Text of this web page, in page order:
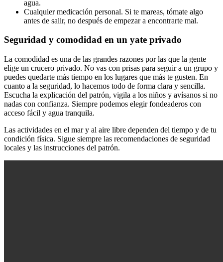
agua.
Cualquier medicación personal. Si te mareas, tómate algo
antes de salir, no después de empezar a encontrarte mal.
Seguridad y comodidad en un yate privado
La comodidad es una de las grandes razones por las que la gente
elige un crucero privado. No vas con prisas para seguir a un grupo y
puedes quedarte más tiempo en los lugares que más te gusten. En
cuanto a la seguridad, lo hacemos todo de forma clara y sencilla.
Escucha la explicación del patrón, vigila a los niños y avísanos si no
nadas con confianza. Siempre podemos elegir fondeaderos con
acceso fácil y agua tranquila.
Las actividades en el mar y al aire libre dependen del tiempo y de tu
condición física. Sigue siempre las recomendaciones de seguridad
locales y las instrucciones del patrón.